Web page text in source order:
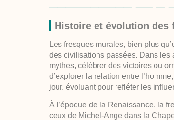
Histoire et évolution des
Les fresques murales, bien plus
des civilisations passées. Dans les
mythes, célébrer des victoires ou
d’explorer la relation entre
jour, évoluant pour refléter les
À l’époque de la Renaissance, la
ceux de Michel-Ange dans la